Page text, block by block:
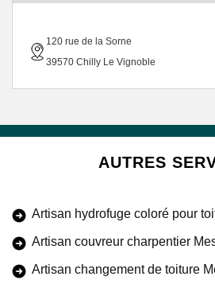
120 rue de la Sorne
39570 Chilly Le Vignoble
AUTRES
Artisan hydrofuge coloré pour
Artisan couvreur charpentier
Artisan changement de toiture